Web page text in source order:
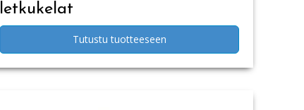
letkukelat
Tutustu tuotteeseen